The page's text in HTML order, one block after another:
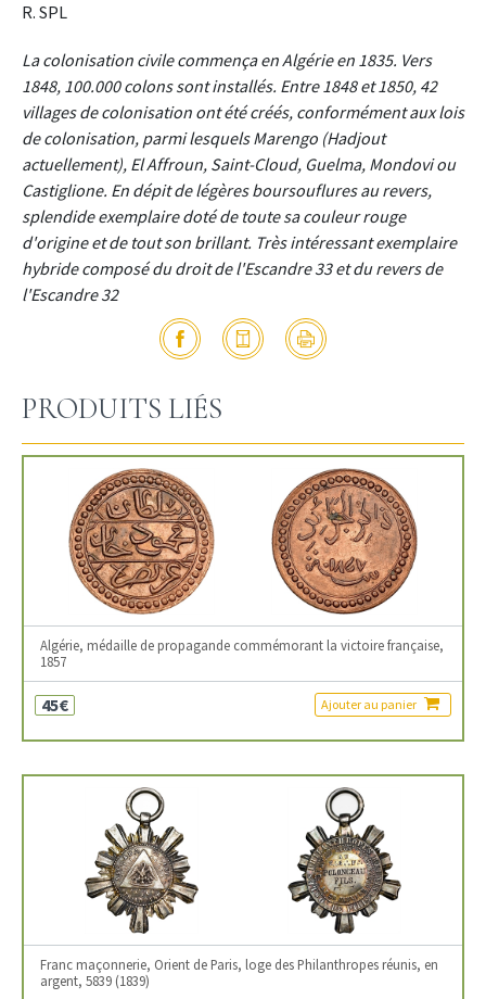
R. SPL
La colonisation civile commença en Algérie en 1835. Vers
1848, 100.000 colons sont installés. Entre 1848 et 1850, 42
villages de colonisation ont été créés, conformément aux lois
de colonisation, parmi lesquels Marengo (Hadjout
actuellement), El Affroun, Saint-Cloud, Guelma, Mondovi ou
Castiglione. En dépit de légères boursouflures au revers,
splendide exemplaire doté de toute sa couleur rouge
d'origine et de tout son brillant. Très intéressant exemplaire
hybride composé du droit de l'Escandre 33 et du revers de
l'Escandre 32
PRODUITS LIÉS
Algérie, médaille de propagande commémorant la victoire française,
1857
45€ Ajouter au panier
Franc maçonnerie, Orient de Paris, loge des Philanthropes réunis, en
argent, 5839 (1839)